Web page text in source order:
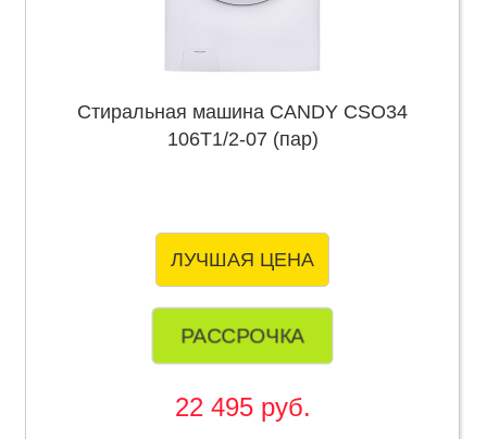
Стиральная машина CANDY CSO34
106T1/2-07 (пар)
ЛУЧШАЯ ЦЕНА
РАССРОЧКА
22 495 руб.